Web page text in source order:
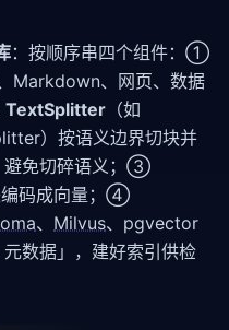
：按顺序串四个组件：①
Markdown、网页、数据
TextSplitter （如
）按语义边界切块并
避免切碎语义；③
编码成向量；④
、 Milvus、pgvector
数据」，建好索引供检